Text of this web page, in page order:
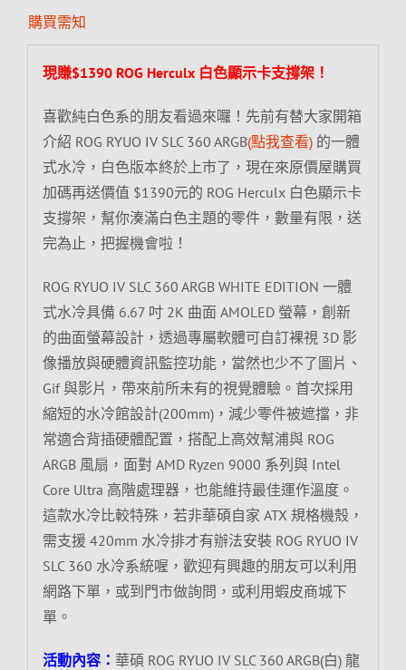
購買需知
現賺$1390 ROG Herculx 白色顯示卡支撐架！
喜歡純白色系的朋友看過來囉！先前有替大家開箱
介紹 ROG RYUO IV SLC 360 ARGB(點我查看)的一體
式水冷，白色版本終於上市了，現在來原價屋購買
加碼再送價值 $1390元的 ROG Herculx 白色顯示卡
支撐架，幫你湊滿白色主題的零件，數量有限，送
完為止，把握機會啦！
ROG RYUO IV SLC 360 ARGB WHITE EDITION 一體
式水冷具備 6.67 吋 2K 曲面 AMOLED 螢幕，創新
的曲面螢幕設計，透過專屬軟體可自訂裸視 3D 影
像播放與硬體資訊監控功能，當然也少不了圖片、
Gif 與影片，帶來前所未有的視覺體驗。首次採用
縮短的水冷館設計(200mm)，減少零件被遮擋，非
常適合背插硬體配置，搭配上高效幫浦與 ROG
ARGB 風扇，面對 AMD Ryzen 9000 系列與 Intel
Core Ultra 高階處理器，也能維持最佳運作溫度。
這款水冷比較特殊，若非華碩自家 ATX 規格機殼，
需支援 420mm 水冷排才有辦法安裝 ROG RYUO IV
SLC 360 水冷系統喔，歡迎有興趣的朋友可以利用
網路下單，或到門市做詢問，或利用蝦皮商城下
單。
活動內容： 華碩 ROG RYUO IV SLC 360 ARGB(白) 龍